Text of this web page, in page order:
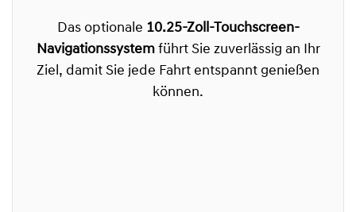
Das optionale 10.25-Zoll-Touchscreen-
Navigationssystemführt Sie zuverlässig an Ihr
Ziel, damit Sie jede Fahrt entspannt genießen
können.